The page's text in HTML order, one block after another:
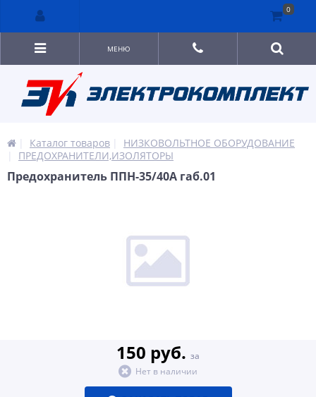
МЕНЮ
Каталог товаров
НИЗКОВОЛЬТНОЕ ОБОРУДОВАНИЕ
ПРЕДОХРАНИТЕЛИ,ИЗОЛЯТОРЫ
Предохранитель ППН-35/40А габ.01
150 руб. за
Нет в наличии
0